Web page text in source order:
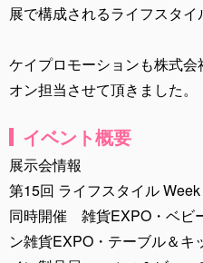
展で構成されるライフスタ
ケイプロモーションも株式
オン担当させて頂きました。
イベント概要
展示会情報
第15回 ライフスタイル Week
同時開催 雑貨EXPO・ベビ
ン雑貨EXPO・テーブル＆